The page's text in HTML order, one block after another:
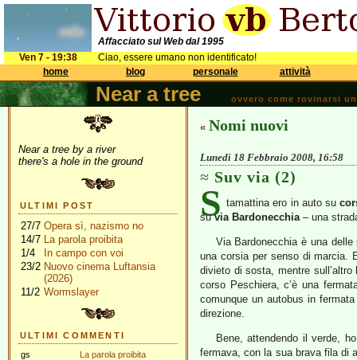
Affacciato sul Web dal 1995
Ven 7 - 19:38
Ciao, essere umano non identificato!
home
blog personale attività
Near a tree ovvero come rovinarsi
Near a tree by a river
there's a hole in the ground
ULTIMI POST
27/7 Opera sì, nazismo no
14/7 La parola proibita
1/4
In campo con voi
23/2 Nuovo cinema Luftansia
(2026)
11/2 Wormslayer
ULTIMI COMMENTI
gs
La parola proibita
« Nomi nuovi
Lunedì 18 Febbraio 2008, 16:58
Suv via (2)
S tamattina ero in auto su
suvia Bardonecchia– una
Via Bardonecchia è una
una corsia per senso di marcia.
divieto di sosta, mentre
corso Peschiera, c’è una
comunque un autobus in
direzione.
Bene, attendendo il verde,
fermava, con la sua brava fila di